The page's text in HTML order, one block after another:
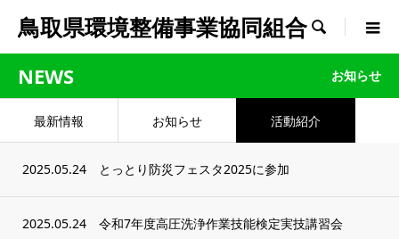
鳥取県環境整備事業協同組合 
NEWS お知らせ
最新情報 お知らせ 活動紹介
2025.05.24 とっとり防災フェスタ2025に参加
2025.05.24 令和7年度高圧洗浄作業技能検定実技講習会